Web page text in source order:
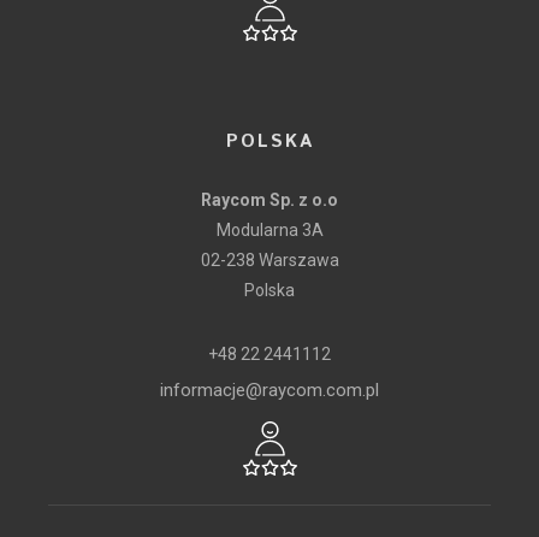
POLSKA
Raycom Sp. z o.o
Modularna 3A
02-238 Warszawa
Polska
+48 22 2441112
informacje@raycom.com.pl